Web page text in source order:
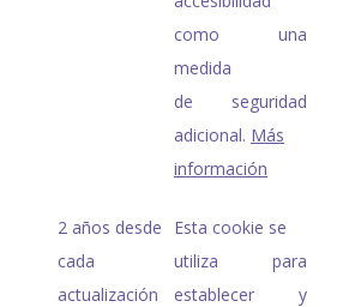
como una
medida
de seguridad
adicional. Más
información
2 años desde
cada
actualización
Esta cookie se
utiliza para
establecer y